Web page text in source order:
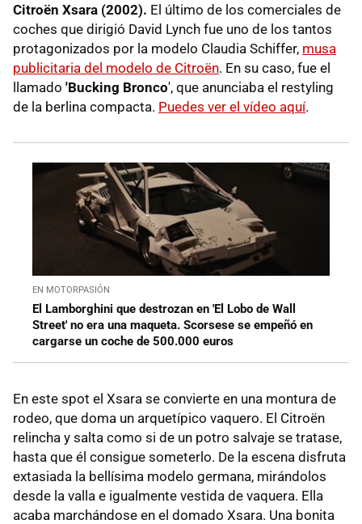
Citroën Xsara (2002). El último de los comerciales de
coches que dirigió David Lynch fue uno de los tantos
protagonizados por la modelo Claudia Schiffer, musa
publicitaria del modelo de Citroën. En su caso, fue el
llamado 'Bucking Bronco', que anunciaba el restyling
de la berlina compacta. Puedes ver el vídeo aquí.
EN MOTORPASIÓN
El Lamborghini que destrozan en 'El Lobo de Wall
Street' no era una maqueta. Scorsese se empeñó en
cargarse un coche de 500.000 euros
En este spot el Xsara se convierte en una montura de
rodeo, que doma un arquetípico vaquero. El Citroën
relincha y salta como si de un potro salvaje se tratase,
hasta que él consigue someterlo. De la escena disfruta
extasiada la bellísima modelo germana, mirándolos
desde la valla e igualmente vestida de vaquera. Ella
acaba marchándose en el domado Xsara. Una bonita